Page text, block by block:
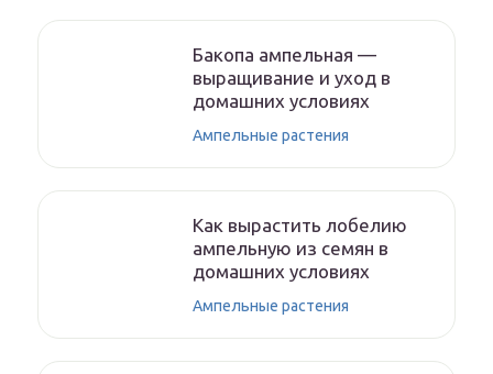
Бакопа ампельная —
выращивание и уход в
домашних условиях
Ампельные растения
Как вырастить лобелию
ампельную из семян в
домашних условиях
Ампельные растения